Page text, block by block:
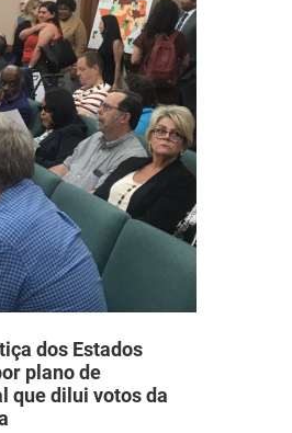
dos Estados
plano de
que dilui votos da